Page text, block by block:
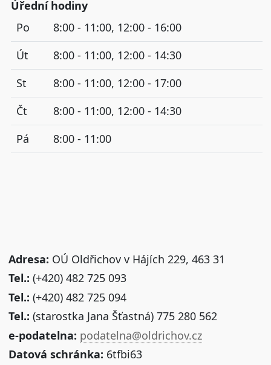
Úřední hodiny
Po
8:00 - 11:00, 12:00 - 16:00
Út
8:00 - 11:00, 12:00 - 14:30
St
8:00 - 11:00, 12:00 - 17:00
Čt
8:00 - 11:00, 12:00 - 14:30
Pá
8:00 - 11:00
Adresa: OÚ Oldřichov v Hájích 229, 463 31
Tel.: (+420) 482 725 093
Tel.: (+420) 482 725 094
Tel.: (starostka Jana Šťastná) 775 280 562
e-podatelna: podatelna@oldrichov.cz
Datová schránka: 6tfbi63